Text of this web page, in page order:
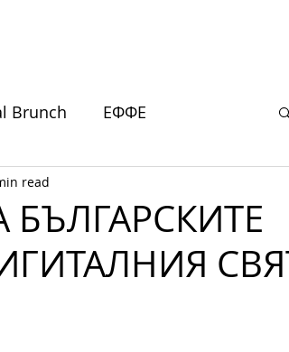
Brunch ЕФФЕ
read